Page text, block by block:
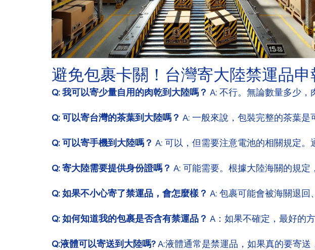
避免包裹卡關！台灣寄大陸禁運品申
Q: 我可以寄少量自用的肉乾到大陸嗎？ A: 不行。無論數量多少，
Q: 可以寄台灣的茶葉到大陸嗎？ A: 一般來說，包裝完整的茶葉是
Q: 可以寄手機到大陸嗎？ A: 可以，但需要注意電池的相關規定。
Q: 寄大陸需要提供身份證嗎？ A: 可能需要。根據大陸海關的規定
Q: 如果不小心寄了禁運品，會怎麼樣？ A: 包裹可能會被海關退回
Q: 如何知道我的包裹是否含有禁運品？ A：如果不確定，最好的
Q:液體可以寄送到大陸嗎?A:液體通常是禁運品，如果真的要寄送